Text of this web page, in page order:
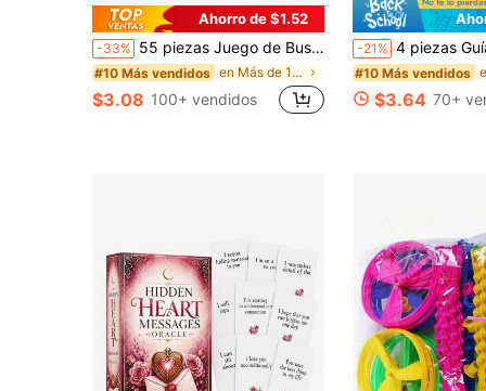
Ahorro de $1.52
-33% 55 piezas Juego de Buscar las Diferencias Diversión Familiar - Lenguaje Universal, Empaque de Lata de Alta Calidad, Admite Multijugador, Colores Vibrantes, Ilustraciones Adorables. Ideal para Regalos de Cumpleaños, Regalos Festivos y Juegos de Cartas Familiares Después de la Comida. (Incluye Instrucciones)
#10 Más vendidos en Más de 18 años Juego de Mesa
$3.08 100+ vendidos
-21% 4 piezas Guía de búsqueda de líneas de Mahjong, tarjetas lectoras de líneas coloridas
#10 Más vendidos
$3.64 70+